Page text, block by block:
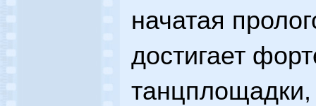
начатая
достигает